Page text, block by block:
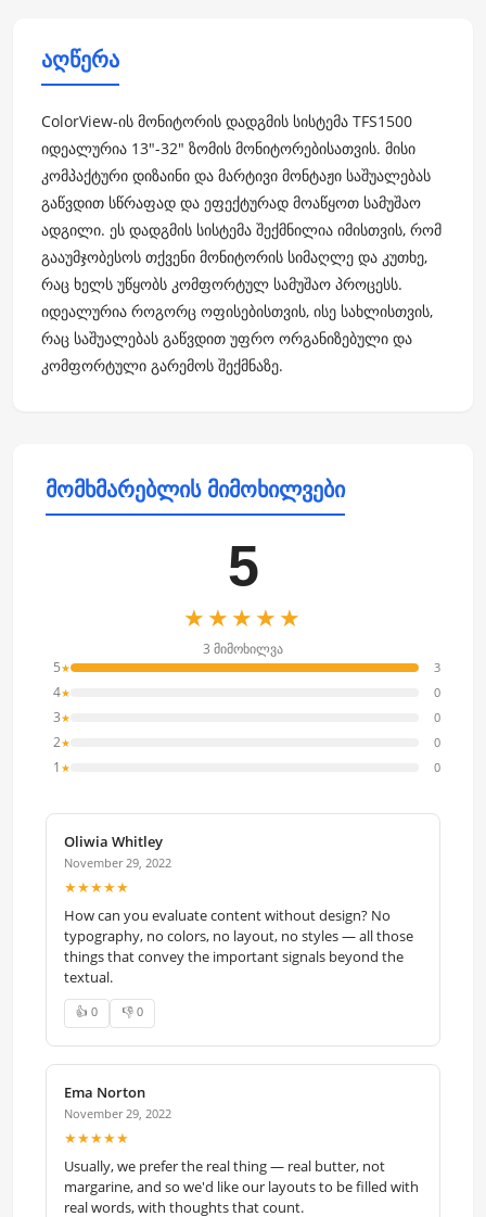
აღწერა
ColorView-ის მონიტორის დადგმის სისტემა TFS1500
იდეალურია 13"-32" ზომის მონიტორებისათვის. მისი
კომპაქტური დიზაინი და მარტივი მონტაჟი საშუალებას
გაწვდით სწრაფად და ეფექტურად მოაწყოთ სამუშაო
ადგილი. ეს დადგმის სისტემა შექმნილია იმისთვის, რომ
გააუმჯობესოს თქვენი მონიტორის სიმაღლე და კუთხე,
რაც ხელს უწყობს კომფორტულ სამუშაო პროცესს.
იდეალურია როგორც ოფისებისთვის, ისე სახლისთვის,
რაც საშუალებას გაწვდით უფრო ორგანიზებული და
კომფორტული გარემოს შექმნაზე.
მომხმარებლის მიმოხილვები
5
★★★★★
3 მიმოხილვა
5★ 3
4★ 0
3★ 0
2★ 0
1 ★ 0
Oliwia Whitley
November 29, 2022
★★★★★
How can you evaluate content without design? No
typography, no colors, no layout, no styles — all those
things that convey the important signals beyond the
textual.
👍 0 👎 0
Ema Norton
November 29, 2022
★★★★★
Usually, we prefer the real thing — real butter, not
margarine, and so we'd like our layouts to be filled with
real words, with thoughts that count.